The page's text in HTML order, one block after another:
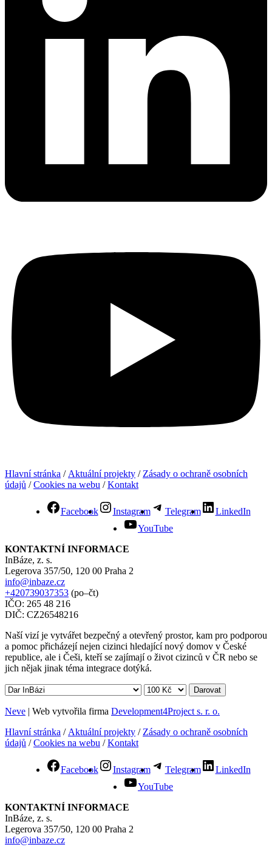
Hlavní stránka / Aktuální projekty / Zásady o ochraně osobních
údajů /Cookies na webu /Kontakt
Facebook Instagram Telegram
LinkedIn
YouTube
KONTAKTNÍ INFORMACE
InBáze, z. s.
Legerova 357/50, 120 00 Praha 2
info@inbaze.cz
+420739037353 (po–čt)
IČO: 265 48 216
DIČ: CZ26548216
Naší vizí je vytvářet bezpečný a otevřený prostor, kam pro podporou
a pomoc přicházejí nejen cizinci hledající nový domov v České
republice, ale i Češi, kteří se zajímají o život cizinců v ČR nebo se
jich nějak jinak téma integrace dotýká.
Darovat
Neve | Web vytvořila firma Development4Project s. r. o.
Hlavní stránka / Aktuální projekty / Zásady o ochraně osobních
údajů /Cookies na webu /Kontakt
Facebook Instagram Telegram
LinkedIn
YouTube
KONTAKTNÍ INFORMACE
InBáze, z. s.
Legerova 357/50, 120 00 Praha 2
info@inbaze.cz